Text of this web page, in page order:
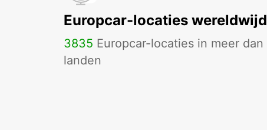
Europcar-locaties wereldwijd
3835 Europcar-locaties in meer dan
landen